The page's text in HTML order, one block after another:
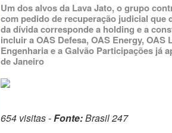
Um dos alvos da Lava Jato, o grupo
com pedido de recuperação judicial que
da dívida corresponde a holding e a
incluir a OAS Defesa, OAS Energy,
Engenharia e a Galvão Participações já
de Janeiro
654 visitas -Fonte:Brasil 247